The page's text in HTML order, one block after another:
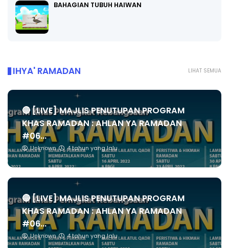
BAHAGIAN TUBUH HAIWAN
LIHAT SEMUA
IHYA' RAMADAN
🔴 [LIVE] MAJLIS PENUTUPAN PROGRAM
KHAS RAMADAN : AHLAN YA RAMADAN
#06...
Unknown 4 tahun yang lalu
🔴 [LIVE] MAJLIS PENUTUPAN PROGRAM
KHAS RAMADAN : AHLAN YA RAMADAN
#06...
Unknown 4 tahun yang lalu